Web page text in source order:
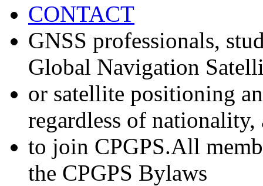
CONTACT
GNSS professionals,
Global Navigation
or satellite positioning
regardless of nationality,
to join CPGPS.All
the CPGPS Bylaws